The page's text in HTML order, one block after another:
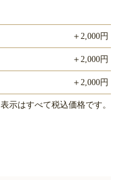
＋2,000円
＋2,000円
＋2,000円
表示はすべて税込価格です。